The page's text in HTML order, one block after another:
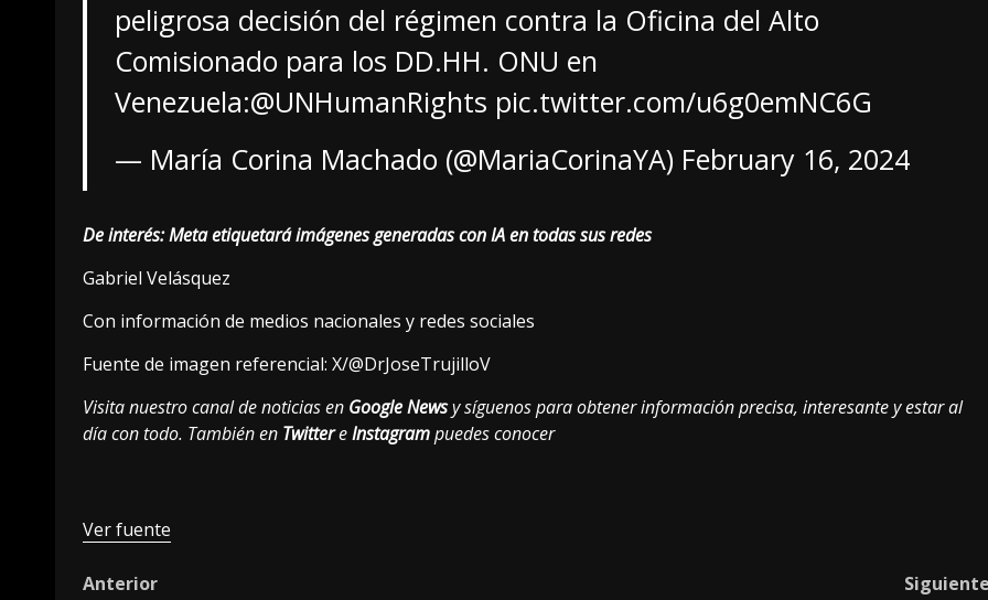
peligrosa decisión del régimen contra la Oficina del Alto
Comisionado para los DD.HH. ONU en
Venezuela:@UNHumanRights pic.twitter.com/u6g0emNC6G
— María Corina Machado (@MariaCorinaYA) February 16, 2024
De interés:Meta etiquetará imágenes generadas con IA en todas sus redes
Gabriel Velásquez
Con información de medios nacionales y redes sociales
Fuente de imagen referencial: X/@DrJoseTrujilloV
Visita nuestro canal de noticias en Google Newsy síguenos para obtener información precisa, interesante y estar al
día con todo. También en TwittereInstagrampuedes conocer
Ver fuente
Post
Anterior